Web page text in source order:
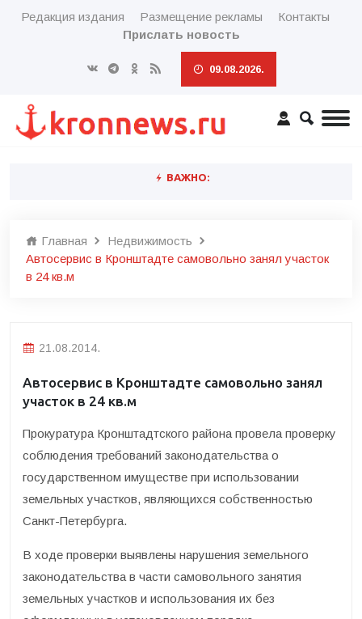
Редакция издания Размещение рекламы
Контакты
Прислать новость
09.08.2026.
ВАЖНО:
Главная
Недвижимость
Автосервис в Кронштадте самовольно занял участок
в 24 кв.м
21.08.2014.
Автосервис в Кронштадте самовольно занял
участок в 24 кв.м
Прокуратура Кронштадтского района провела проверку
соблюдения требований законодательства о
государственном имуществе при использовании
земельных участков, являющихся собственностью
Санкт-Петербурга.
В ходе проверки выявлены нарушения земельного
законодательства в части самовольного занятия
земельных участков и использования их без